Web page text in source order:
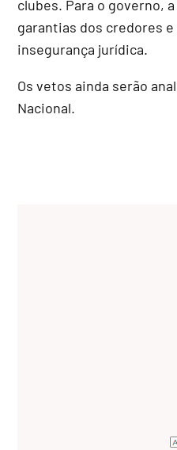
clubes. Para o governo,
garantias dos credores
insegurança jurídica.
Os vetos ainda serão
Nacional.